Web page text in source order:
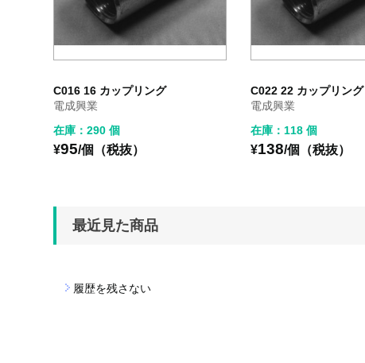
C016 16 カップリング
電成興業
在庫：290 個
¥95/個（税抜）
C022 22 カップリング
電成興業
在庫：118 個
¥138/個（税抜）
最近見た商品
履歴を残さない